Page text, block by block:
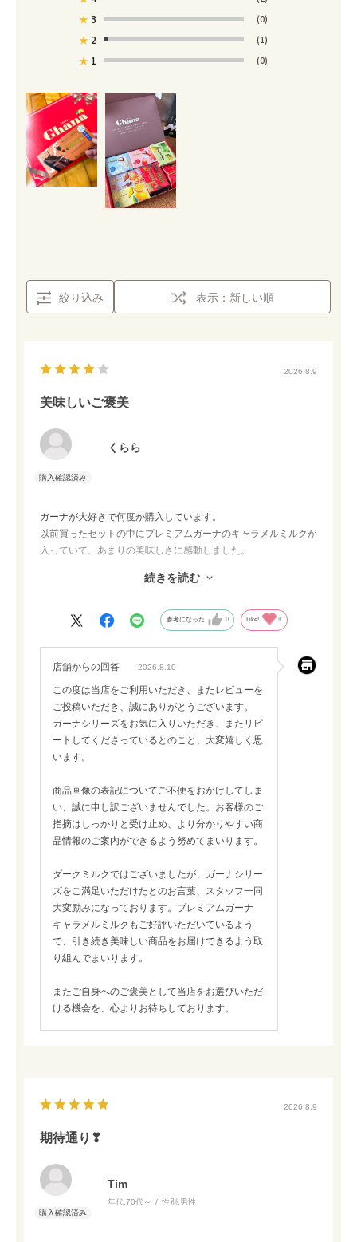
★3 (0)
★ 2 (1)
★ 1 (0)
絞り込み 表示：新しい順
2026.8.9
美味しいご褒美
くらら
ガーナが大好きで何度か購入しています。
以前買ったセットの中にプレミアムガーナのキャラメルミルクが
入っていて、あまりの美味しさに感動しました。
よく見ると商品説明の方はダークミルクと書いてあったので、私
ただ、ガーナシリーズはどれも美味しいので自分へのご褒美とし
てまた時々購入したいです。
続きを読む
参考になった 0 Like! 0
店舗からの回答 2026.8.10
この度は当店をご利用いただき、またレビューを
ご投稿いただき、誠にありがとうございます。
ガーナシリーズをお気に入りいただき、またリピ
ートしてくださっているとのこと、大変嬉しく思
います。
商品画像の表記についてご不便をおかけしてしま
い、誠に申し訳ございませんでした。お客様のご
指摘はしっかりと受け止め、より分かりやすい商
品情報のご案内ができるよう努めてまいります。
ダークミルクではございましたが、ガーナシリー
ズをご満足いただけたとのお言葉、スタッフ一同
大変励みになっております。プレミアムガーナ
キャラメルミルクもご好評いただいているよう
で、引き続き美味しい商品をお届けできるよう取
り組んでまいります。
またご自身へのご褒美として当店をお選びいただ
ける機会を、心よりお待ちしております。
2026.8.9
期待通り❣
Tim
年代:70代～ 性別:男性